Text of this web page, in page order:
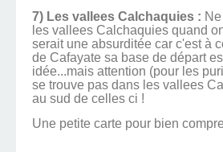
7) Les vallees Calchaquies :
les vallees Calchaquies quand
serait une absurditée car c'est à
de Cafayate sa base de départ
idée...mais attention (pour les
se trouve pas dans les vallees
au sud de celles ci !
Une petite carte pour bien